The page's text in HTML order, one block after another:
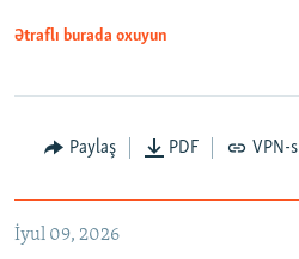
Ətraflı burada oxuyun
Paylaş PDF VPN-
İyul 09, 2026